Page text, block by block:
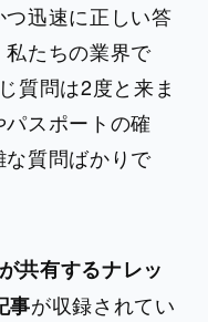
迅速に正しい答
私たちの業界で
質問は2度と来ま
スポートの確
質問ばかりで
共有するナレッ
事が収録されてい